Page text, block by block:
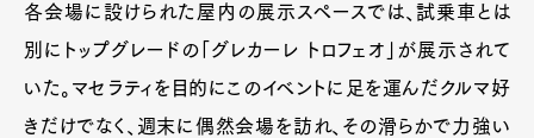
各会場に設けられた屋内の展示スペースでは、試乗車とは
別にトップグレードの「グレカーレ トロフェオ」が展示されて
いた。マセラティを目的にこのイベントに足を運んだクルマ好
きだけでなく、週末に偶然会場を訪れ、その滑らかで力強い